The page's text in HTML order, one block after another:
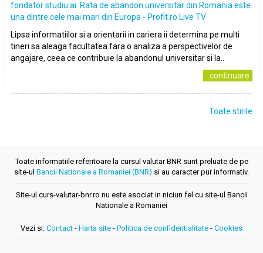
fondator studiu.ai: Rata de abandon universitar din Romania este
una dintre cele mai mari din Europa - Profit.ro Live TV
Lipsa informatiilor si a orientarii in cariera ii determina pe multi
tineri sa aleaga facultatea fara o analiza a perspectivelor de
angajare, ceea ce contribuie la abandonul universitar si la..
..continuare
Toate stirile
Toate informatiile referitoare la cursul valutar BNR sunt preluate de pe
site-ul Bancii Nationale a Romaniei (BNR) si au caracter pur informativ.
Site-ul curs-valutar-bnr.ro nu este asociat in niciun fel cu site-ul Bancii
Nationale a Romaniei
Vezi si: Contact - Harta site - Politica de confidentialitate - Cookies